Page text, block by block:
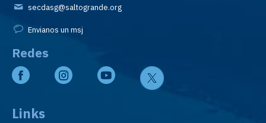
secdasg@saltogrande.org
Envianos un msj
Redes
Links